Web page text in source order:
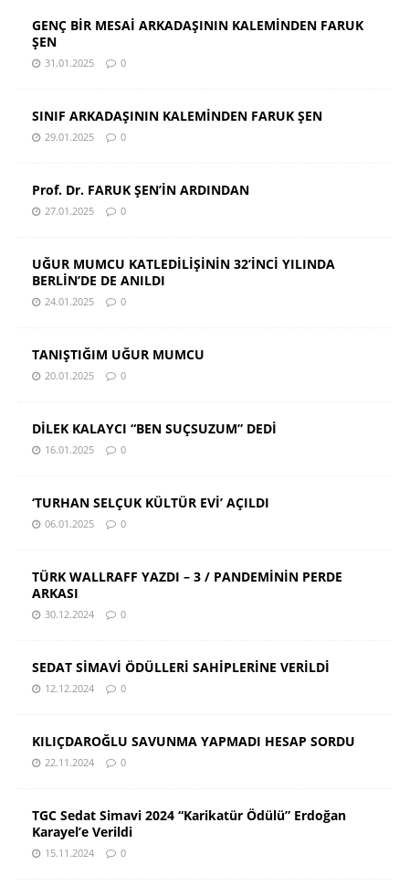
GENÇ BİR MESAİ ARKADAŞININ KALEMİNDEN FARUK
ŞEN
31.01.2025 0
SINIF ARKADAŞININ KALEMİNDEN FARUK ŞEN
29.01.2025 0
Prof. Dr. FARUK ŞEN’İN ARDINDAN
27.01.2025 0
UĞUR MUMCU KATLEDİLİŞİNİN 32’İNCİ YILINDA
BERLİN’DE DE ANILDI
24.01.2025 0
TANIŞTIĞIM UĞUR MUMCU
20.01.2025 0
DİLEK KALAYCI “BEN SUÇSUZUM” DEDİ
16.01.2025 0
‘TURHAN SELÇUK KÜLTÜR EVİ’ AÇILDI
06.01.2025 0
TÜRK WALLRAFF YAZDI – 3 / PANDEMİNİN PERDE
ARKASI
30.12.2024 0
SEDAT SİMAVİ ÖDÜLLERİ SAHİPLERİNE VERİLDİ
12.12.2024 0
KILIÇDAROĞLU SAVUNMA YAPMADI HESAP SORDU
22.11.2024 0
TGC Sedat Simavi 2024 “Karikatür Ödülü” Erdoğan
Karayel’e Verildi
15.11.2024 0